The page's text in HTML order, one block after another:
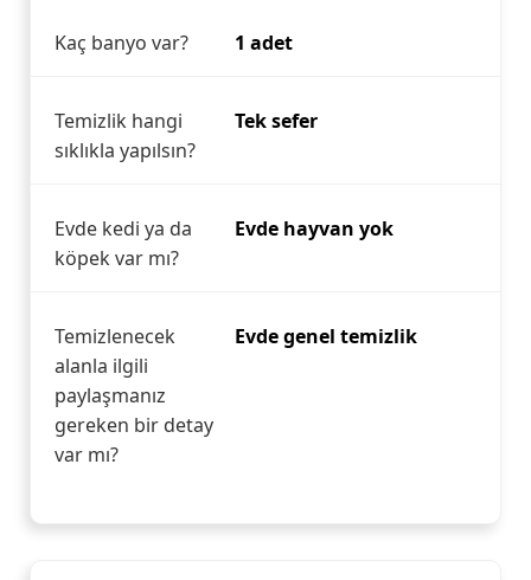
Kaç banyo var? 1 adet
Temizlik hangi
sıklıkla yapılsın?
Tek sefer
Evde kedi ya da
köpek var mı?
Evde hayvan yok
Temizlenecek
alanla ilgili
paylaşmanız
gereken bir detay
var mı?
Evde genel temizlik